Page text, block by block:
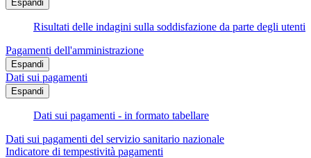
Espandi
Risultati delle indagini sulla soddisfazione da parte degli utenti
Pagamenti dell'amministrazione
Espandi
Dati sui pagamenti
Espandi
Dati sui pagamenti - in formato tabellare
Dati sui pagamenti del servizio sanitario nazionale
Indicatore di tempestività pagamenti